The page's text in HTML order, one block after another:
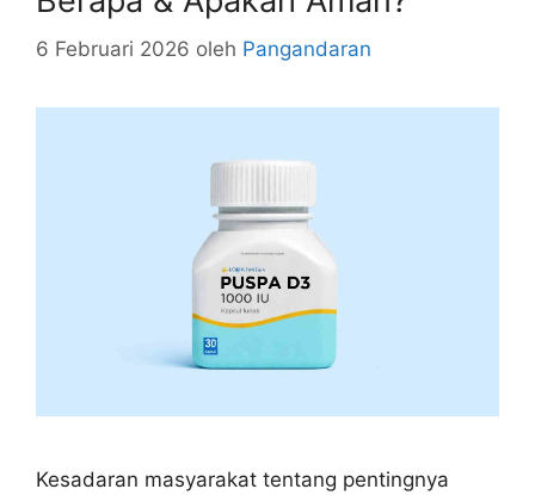
6 Februari 2026 oleh Pangandaran
Kesadaran masyarakat tentang pentingnya